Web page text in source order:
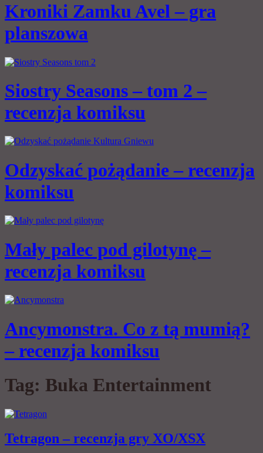
Kroniki Zamku Avel – gra
planszowa
Siostry Seasons – tom 2 –
recenzja komiksu
Odzyskać pożądanie – recenzja
komiksu
Mały palec pod gilotynę –
recenzja komiksu
Ancymonstra. Co z tą mumią?
– recenzja komiksu
Tag: Buka Entertainment
Tetragon – recenzja gry XO/XSX